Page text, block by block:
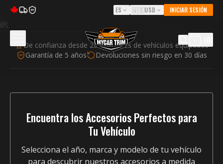
5Y ES 🇺🇸USD INICIAR SESIÓN
TRANSFORMA
TU AUTO
ACCESORIOS
De confianza desde 2015 Miles de vehículos equipados
5Y Garantía de 5 años Devoluciones sin riesgo en 30 días
Encuentra los Accesorios Perfectos para
Tu Vehículo
Selecciona el año, marca y modelo de tu vehículo
para descubrir nuestros accesorios a medida